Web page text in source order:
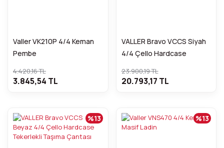
Valler VK210P 4/4 Keman
Pembe
4.420,16 TL
3.845,54 TL
VALLER Bravo VCCS Siyah
4/4 Çello Hardcase
23.900,19 TL
20.793,17 TL
%13 %13